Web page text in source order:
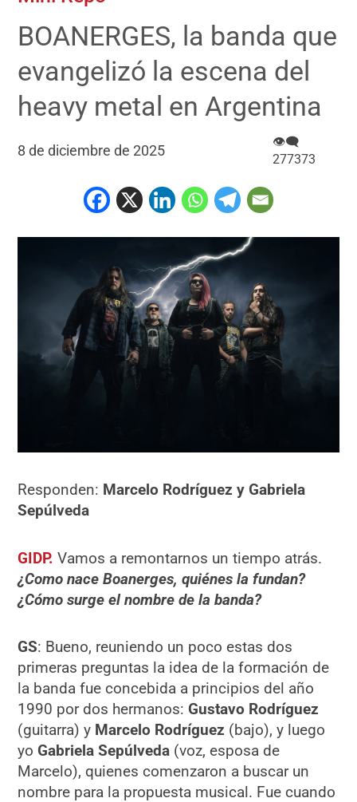
BOANERGES, la banda que
evangelizó la escena del
heavy metal en Argentina
8 de diciembre de 2025
👁‍🗨
277373
Responden: Marcelo Rodríguez y Gabriela
Sepúlveda
GIDP. Vamos a remontarnos un tiempo atrás.
¿Como nace Boanerges, quiénes la fundan?
¿Cómo surge el nombre de la banda?
GS: Bueno, reuniendo un poco estas dos
primeras preguntas la idea de la formación de
la banda fue concebida a principios del año
1990 por dos hermanos: Gustavo Rodríguez
(guitarra) y Marcelo Rodríguez (bajo), y luego
yo Gabriela Sepúlveda (voz, esposa de
Marcelo), quienes comenzaron a buscar un
nombre para la propuesta musical. Fue cuando